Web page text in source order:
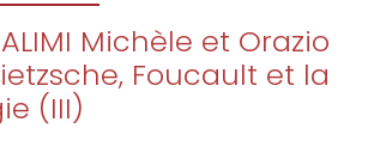
Michèle et Orazio
Foucault et la
(III)